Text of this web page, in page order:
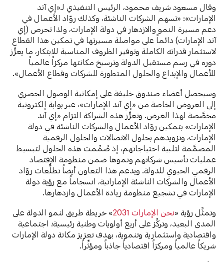
وقال مسعود شريف محمود، الرئيس التنفيذي لـ«إي آند
الإمارات»: «تسهم الشركات الناشئة، وكذلك روّاد الأعمال في
دعم مسيرة النمو والازدهار في دولة الإمارات، ولذا تحرص (إي
آند الإمارات) دائماً على مواصلة مسيرتها في تمكين هذا القطاع
لاستثمار قدراته الكاملة وتوفير الظروف المناسبة للابتكار، ما يعزِّز
دوره في رسم مستقبل الدولة وترسيخ مكانتها مركزاً عالمياً
للأعمال والإبداع والحلول المتطورة للشركات وقطاع الأعمال».
وسيحصل أعضاء صندوق خليفة على إمكانية الوصول الحصري
إلى العروض الخاصة من «إي آند الإمارات»، عبر بوابة إلكترونية
مخصَّصة لهذا الغرض. وتعزِّز هذه الشراكة التزام «إي آند
الإمارات» بتمكين روّاد الأعمال والشركات الناشئة في دولة
الإمارات، وتزويدهم بحلول الاتصالات والحلول الرقمية
المصمَّمة لتلبية احتياجاتهم، إذ صُمِّمت هذه الحلول لتبسيط
عمليات تأسيس شركاتهم ونموها ضمن منظومة الاقتصاد
الرقمي الحيوي للدولة. ويدعم هذا التعاون أيضاً تطلُّعات روّاد
الأعمال والشركات الناشئة الإماراتية، انسجاماً مع رؤية دولة
الإمارات في تشجيع منظومة ريادة الأعمال وازدهارها.
وتمثِّل رؤية «نحن الإمارات 2031
» خريطة طريق لنمو الدولة على
المدى البعيد، وتركِّز على أربع أولويات وطنية رئيسية؛ اجتماعية
واقتصادية واستثمارية وتنموية، بهدف تعزيز مكانة دولة الإمارات
شريكاً عالمياً ومركزاً اقتصادياً جاذباً ومؤثِّراً.